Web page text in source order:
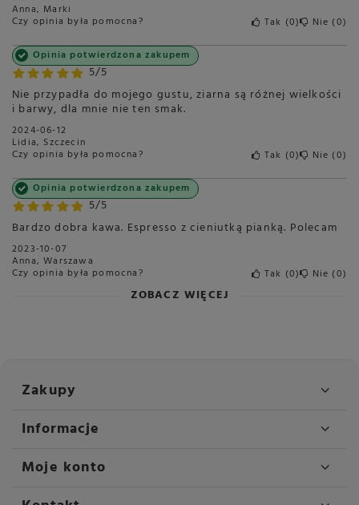
Zawartość kofeiny
Rodzaj
Kawa ziarnista
Przeznaczenie
Do ekspresu
Opakowanie
Polecana do
Cappuccino
Espresso
Kawa czarna
Blend czy Single
Blend / Mieszanki
Pochodzenie ziaren
Ameryka Środkowa
Intensywność smaku
Sposób przygotowania
Anna, Marki
Czy opinia była pomocna? Tak 0 Nie 0
5/5
Opinia potwierdzona zakupem
Nie przypadła do mojego gustu, ziarna są różnej wielkości
i barwy, dla mnie nie ten smak.
2024-06-12
Lidia, Szczecin
Czy opinia była pomocna? Tak 0 Nie 0
5/5
Opinia potwierdzona zakupem
Bardzo dobra kawa. Espresso z cieniutką pianką. Polecam
2023-10-07
Anna, Warszawa
Czy opinia była pomocna? Tak 0 Nie 0
ZOBACZ WIĘCEJ
Zakupy
Informacje
Moje konto